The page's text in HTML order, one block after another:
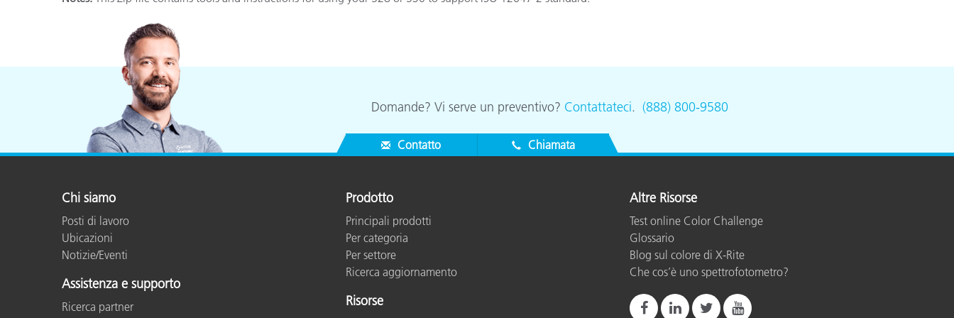
Domande? Vi serve un preventivo? Contattateci. (888) 800-9580
Contatto Chiamata
Chi siamo
Posti di lavoro
Ubicazioni
Notizie/Eventi
Assistenza e supporto
Ricerca partner
Prodotto
Principali prodotti
Per categoria
Per settore
Ricerca aggiornamento
Risorse
Altre Risorse
Test online Color Challenge
Glossario
Blog sul colore di X-Rite
Che cos’è uno spettrofotometro?